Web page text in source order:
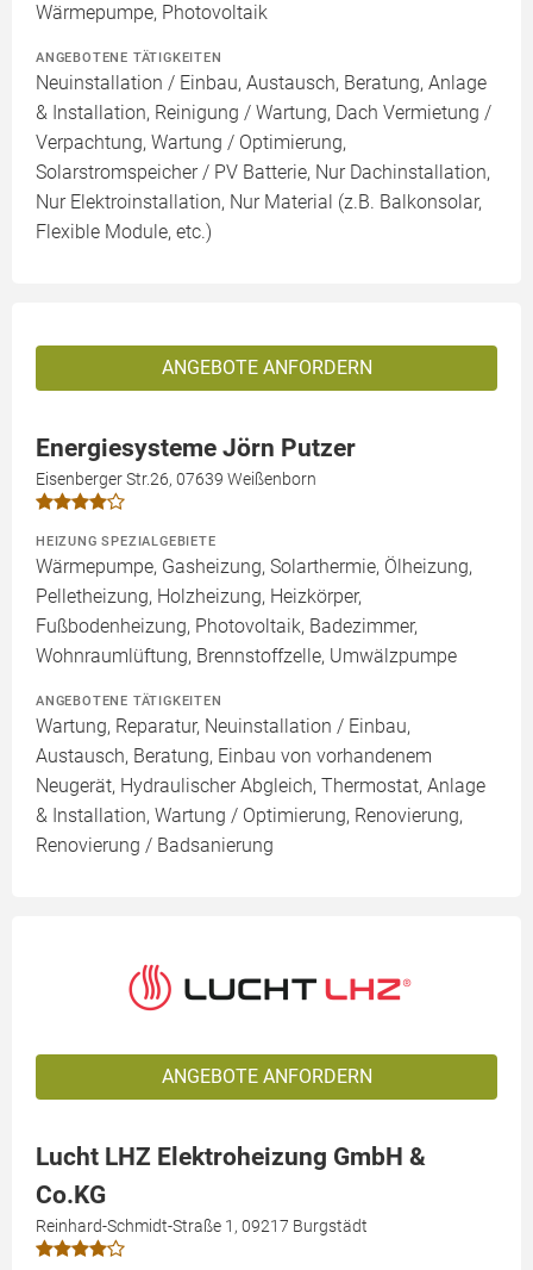
Wärmepumpe, Photovoltaik
ANGEBOTENE TÄTIGKEITEN
Neuinstallation / Einbau, Austausch, Beratung, Anlage
& Installation, Reinigung / Wartung, Dach Vermietung /
Verpachtung, Wartung / Optimierung,
Solarstromspeicher / PV Batterie, Nur Dachinstallation,
Nur Elektroinstallation, Nur Material (z.B. Balkonsolar,
Flexible Module, etc.)
ANGEBOTE ANFORDERN
Energiesysteme Jörn Putzer
Eisenberger Str.26, 07639 Weißenborn
HEIZUNG SPEZIALGEBIETE
Wärmepumpe, Gasheizung, Solarthermie, Ölheizung,
Pelletheizung, Holzheizung, Heizkörper,
Fußbodenheizung, Photovoltaik, Badezimmer,
Wohnraumlüftung, Brennstoffzelle, Umwälzpumpe
ANGEBOTENE TÄTIGKEITEN
Wartung, Reparatur, Neuinstallation / Einbau,
Austausch, Beratung, Einbau von vorhandenem
Neugerät, Hydraulischer Abgleich, Thermostat, Anlage
& Installation, Wartung / Optimierung, Renovierung,
Renovierung / Badsanierung
ANGEBOTE ANFORDERN
Lucht LHZ Elektroheizung GmbH &
Co.KG
Reinhard-Schmidt-Straße 1, 09217 Burgstädt